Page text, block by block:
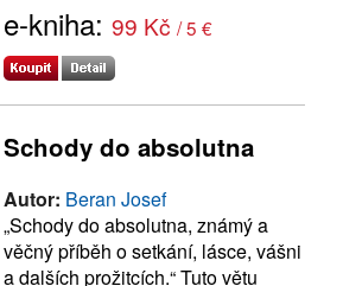
e-kniha: 99 Kč / 5 €
Schody do absolutna
Autor: Beran Josef
„Schody do absolutna, známý a
věčný příběh o setkání, lásce, vášni
a dalších prožitcích.“ Tuto větu